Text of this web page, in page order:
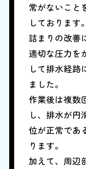
常がないこと
しております。
詰まりの改善
適切な圧力を
して排水経路
ました。
作業後は複数
し、排水が円
位が正常であ
ります。
加えて、周辺